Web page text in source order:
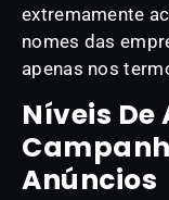
extremamente
nomes das
apenas nos
Níveis
Anúncios